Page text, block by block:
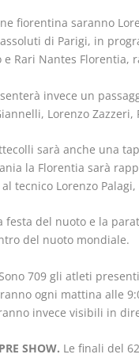
fiorentina saranno
di Parigi, in
e Rari Nantes
invece un
Lorenzo
sarà anche una
la Florentia sarà
tecnico Lorenzo
festa del nuoto e la
del nuoto mondiale.
709 gli atleti
ogni mattina alle
invece visibili in
SHOW. Le finali del